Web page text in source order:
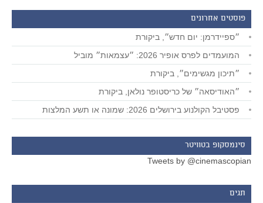
פוסטים אחרונים
״ספיידרמן: יום חדש״, ביקורת
המועמדים לפרס אופיר 2026: ״עצמאות״ מוביל
״תיכון מגשימים״, ביקורת
״האודיסאה״ של כריסטופר נולאן, ביקורת
פסטיבל הקולנוע בירושלים 2026: שמונה או תשע המלצות
סינמסקופ בטוויטר
Tweets by @cinemascopian
תגים